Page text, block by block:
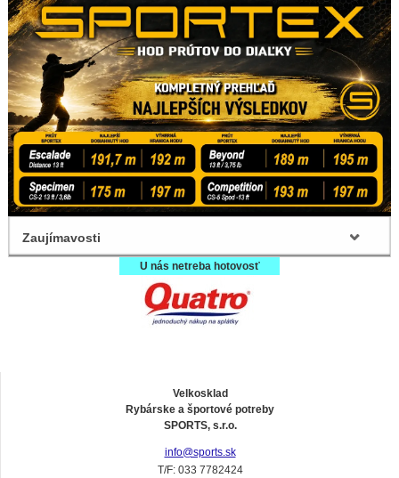
Zaujímavosti
U nás netreba hotovosť
Velkosklad
Rybárske a športové potreby
SPORTS, s.r.o.
info@sports.sk
T/F: 033 7782424